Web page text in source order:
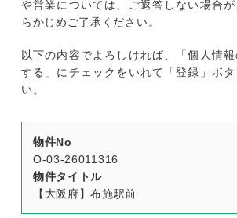
や営業については、ご返答しない場合
らかじめご了承ください。
以下の内容でよろしければ、「個人情
する」にチェックをいれて「登録」ボ
い。
物件No
O-03-26011316
物件タイトル
【大阪府】布施駅前